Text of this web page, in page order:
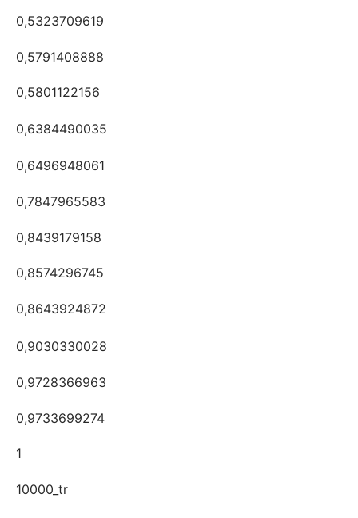
0,5323709619
0,5791408888
0,5801122156
0,6384490035
0,6496948061
0,7847965583
0,8439179158
0,8574296745
0,8643924872
0,9030330028
0,9728366963
0,9733699274
1
10000_tr